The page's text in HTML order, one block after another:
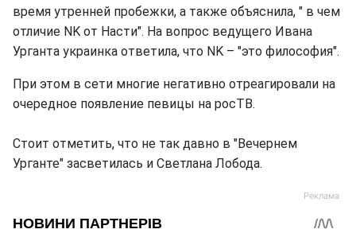
время утренней пробежки, а также объяснила, " в чем
отличие NK от Насти". На вопрос ведущего Ивана
Урганта украинка ответила, что NK – "это философия".
При этом в сети многие негативно отреагировали на
очередное появление певицы на росТВ.
Стоит отметить, что не так давно в "Вечернем
Урганте" засветилась и Светлана Лобода.